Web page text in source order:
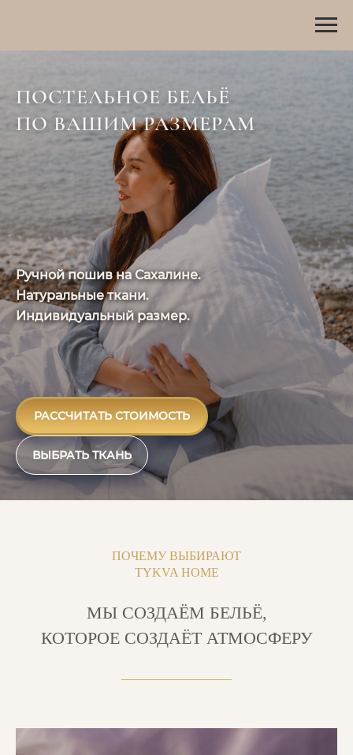
ПОСТЕЛЬНОЕ БЕЛЬЁ
ПО ВАШИМ РАЗМЕРАМ
Ручной пошив на Сахалине.
Натуральные ткани.
Индивидуальный размер.
РАССЧИТАТЬ СТОИМОСТЬ
ВЫБРАТЬ ТКАНЬ
ПОЧЕМУ ВЫБИРАЮТ
TYKVA HOME
МЫ СОЗДАЁМ БЕЛЬЁ,
КОТОРОЕ СОЗДАЁТ АТМОСФЕРУ